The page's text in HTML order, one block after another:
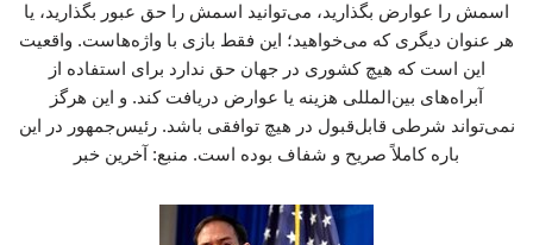
اسمش را عوارض بگذارید، می‌توانید اسمش را حق عبور بگذارید، یا
هر عنوان دیگری که می‌خواهید؛ این فقط بازی با واژه‌هاست. واقعیت
این است که هیچ کشوری در جهان حق ندارد برای استفاده از
آبراه‌های بین‌المللی هزینه یا عوارض دریافت کند. و این هرگز
نمی‌تواند شرطی قابل‌قبول در هیچ توافقی باشد. رئیس‌جمهور در این
باره کاملاً صریح و شفاف بوده است. منبع: آخرین خبر